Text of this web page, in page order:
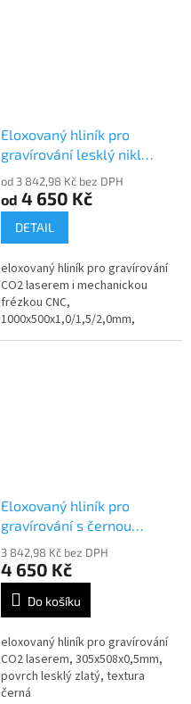
Eloxovaný hliník pro
gravírování lesklý nikl
od 3 842,98 Kč bez DPH
od 4 650 Kč
DETAIL
eloxovaný hliník pro gravírování
CO2 laserem i mechanickou
frézkou CNC,
1000x500x1,0/1,5/2,0mm,
povrch lesklý nikl stříbrný
Eloxovaný hliník pro
gravírování s černou
texturou 47639
3 842,98 Kč bez DPH
4 650 Kč
Do košíku
eloxovaný hliník pro gravírování
CO2 laserem, 305x508x0,5mm,
povrch lesklý zlatý, textura
černá